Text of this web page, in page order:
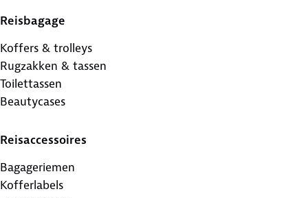
Reisbagage
Koffers & trolleys
Rugzakken & tassen
Toilettassen
Beautycases
Reisaccessoires
Bagageriemen
Kofferlabels